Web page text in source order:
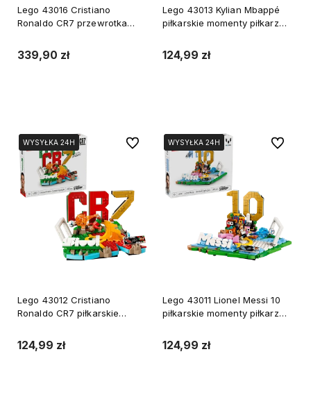
Lego 43016 Cristiano
Ronaldo CR7 przewrotka
Portugalia
339,90 zł
Lego 43013 Kylian Mbappé
piłkarskie momenty piłkarz
124,99 zł
WYSYŁKA 24H
WYSYŁKA 24H
Lego 43012 Cristiano
Ronaldo CR7 piłkarskie
124,99 zł
Do ulubionychWYSYŁKA 24H
WYSYŁKA 24H
Lego 43011 Lionel Messi 10
piłkarskie momenty piłkarz
124,99 zł
Do